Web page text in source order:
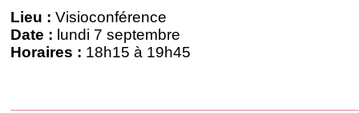
Lieu : Visioconférence
Date : lundi 7 septembre
Horaires : 18h15 à 19h45